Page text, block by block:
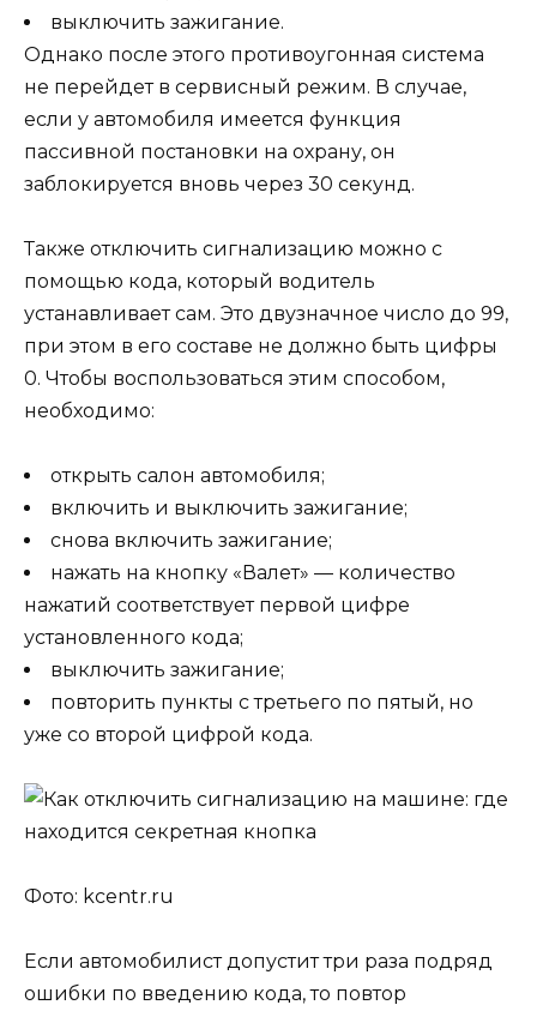
выключить зажигание.
Однако после этого противоугонная система
не перейдет в сервисный режим. В случае,
если у автомобиля имеется функция
пассивной постановки на охрану, он
заблокируется вновь через 30 секунд.
Также отключить сигнализацию можно с
помощью кода, который водитель
устанавливает сам. Это двузначное число до 99,
при этом в его составе не должно быть цифры
0. Чтобы воспользоваться этим способом,
необходимо:
открыть салон автомобиля;
включить и выключить зажигание;
снова включить зажигание;
нажать на кнопку «Валет» — количество
нажатий соответствует первой цифре
установленного кода;
выключить зажигание;
повторить пункты с третьего по пятый, но
уже со второй цифрой кода.
Фото: kcentr.ru
Если автомобилист допустит три раза подряд
ошибки по введению кода, то повтор